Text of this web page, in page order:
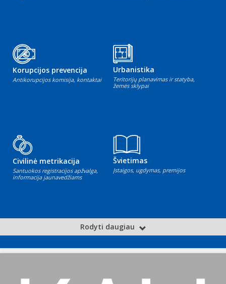
Korupcijos prevencija
Antikorupcijos komisija, kontaktai
Urbanistika
Teritorijų planavimas ir statyba,
žemės sklypai
Civilinė metrikacija
Santuokos registracijos apžvalga,
informacija jaunavedžiams
Švietimas
Įstaigos, ugdymas, premijos
Rodyti daugiau